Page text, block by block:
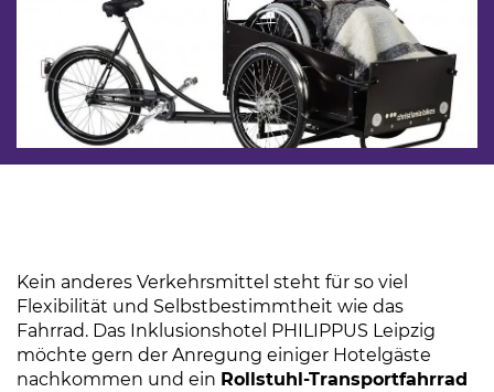
Kein anderes Verkehrsmittel steht für so viel
Flexibilität und Selbstbestimmtheit wie das
Fahrrad. Das Inklusionshotel PHILIPPUS Leipzig
möchte gern der Anregung einiger Hotelgäste
nachkommen und ein Rollstuhl-Transportfahrrad